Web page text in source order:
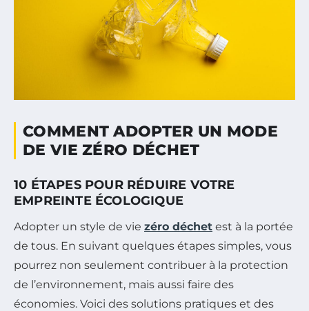
COMMENT ADOPTER UN MODE
DE VIE ZÉRO DÉCHET
10 ÉTAPES POUR RÉDUIRE VOTRE
EMPREINTE ÉCOLOGIQUE
Adopter un style de vie zéro déchet est à la portée
de tous. En suivant quelques étapes simples, vous
pourrez non seulement contribuer à la protection
de l’environnement, mais aussi faire des
économies. Voici des solutions pratiques et des